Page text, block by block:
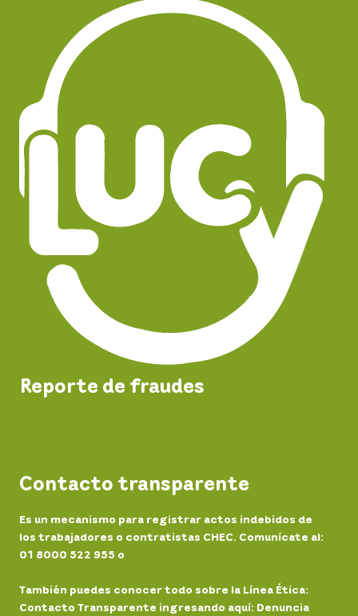
Reporte de fraudes
Contacto transparente
Es un mecanismo para registrar actos indebidos de
los trabajadores o contratistas CHEC. Comunícate al:
01 8000 522 955 o
También puedes conocer todo sobre la Línea Ética:
Contacto Transparente ingresando aquí: Denuncia